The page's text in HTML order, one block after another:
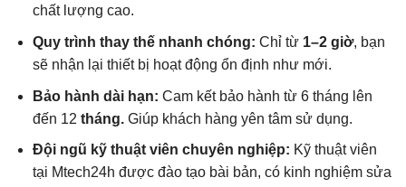
chất lượng cao.
Quy trình thay thế nhanh chóng: Chỉ từ 1–2 giờ, bạn
sẽ nhận lại thiết bị hoạt động ổn định như mới.
Bảo hành dài hạn: Cam kết bảo hành từ 6 tháng lên
đến 12 tháng.Giúp khách hàng yên tâm sử dụng.
Đội ngũ kỹ thuật viên chuyên nghiệp: Kỹ thuật viên
tại Mtech24h được đào tạo bài bản, có kinh nghiệm sửa